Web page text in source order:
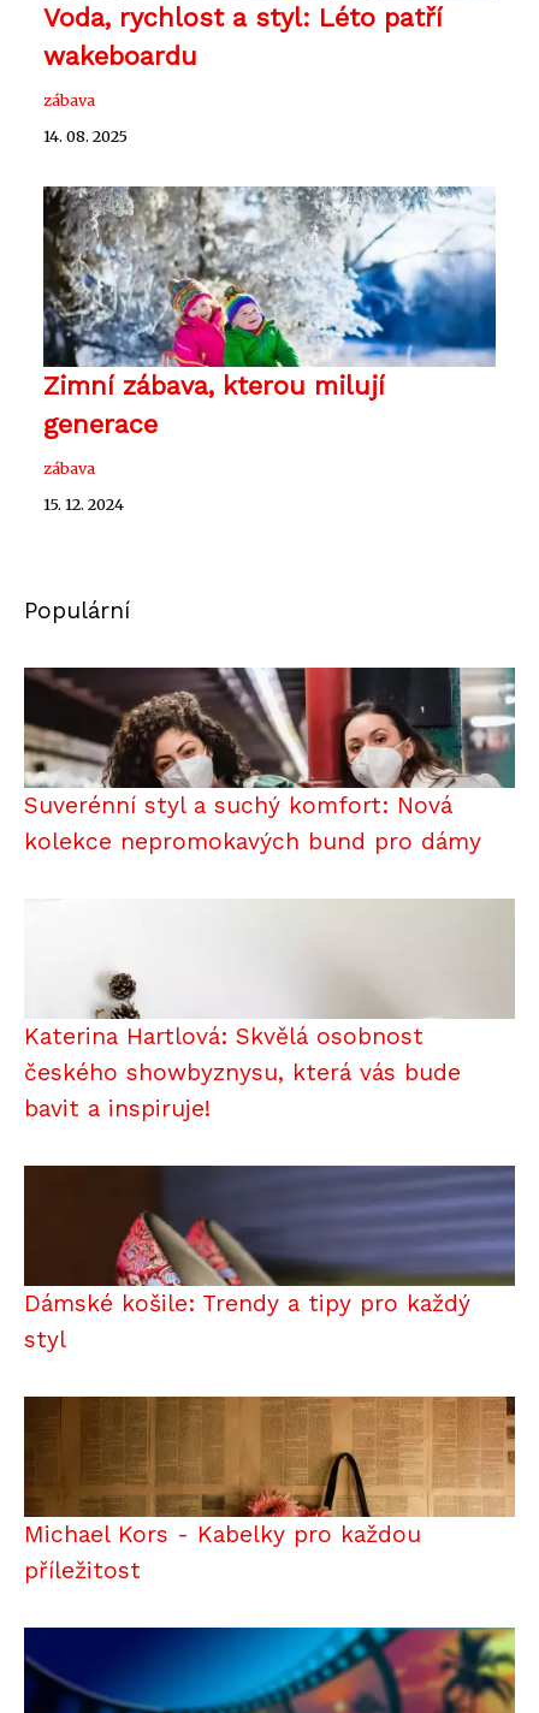
Voda, rychlost a styl: Léto patří
wakeboardu
zábava
14. 08. 2025
Zimní zábava, kterou milují
generace
zábava
15. 12. 2024
Populární
Suverénní styl a suchý komfort: Nová
kolekce nepromokavých bund pro dámy
Katerina Hartlová: Skvělá osobnost
českého showbyznysu, která vás bude
bavit a inspiruje!
Dámské košile: Trendy a tipy pro každý
styl
Michael Kors - Kabelky pro každou
příležitost